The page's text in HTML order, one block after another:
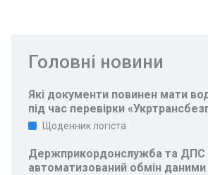
Головні новини
Які документи повинен мати
під час перевірки
Щоденник логіста
Держприкордонслужба та ДПС
автоматизований обмін даними